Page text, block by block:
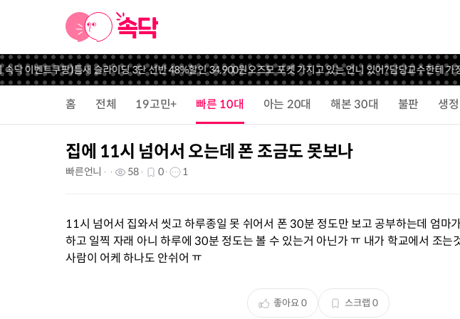
닥 이벤트쿠팡)틈새 슬라이딩 3단 선반 48%할인 34,900원오즈모 포켓 가지고 있는 언니 있어?담당교수한테 가
홈 전체 19고민+ 빠른 10대 아는 20대 해본 30대 불판 생정
집에 11시 넘어서 오는데 폰 조금도 못보나
빠른언니 58 0 1
11시 넘어서 집와서 씻고 하루종일 못 쉬어서 폰 30분 정도만 보고 공부하는데 엄마
하고 일찍 자래 아니 하루에 30분 정도는 볼 수 있는거 아닌가 ㅠ 내가 학교에서 조는
사람이 어케 하나도 안쉬어 ㅠ
좋아요0 스크랩 0